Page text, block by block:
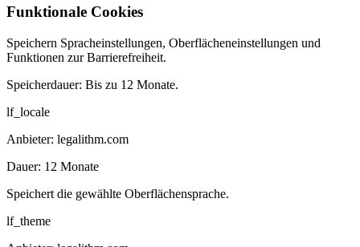
Funktionale Cookies
Speichern Spracheinstellungen, Oberflächeneinstellungen und
Funktionen zur Barrierefreiheit.
Speicherdauer: Bis zu 12 Monate.
lf_locale
Anbieter: legalithm.com
Dauer: 12 Monate
Speichert die gewählte Oberflächensprache.
lf_theme